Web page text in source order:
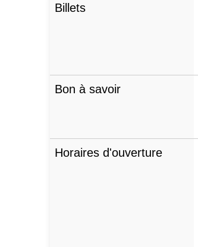
Billets
Bon à savoir
Horaires d'ouverture